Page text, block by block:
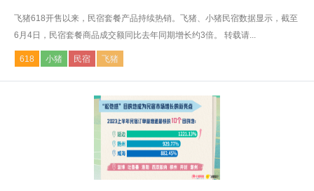
飞猪618开售以来，民宿套餐产品持续热销。飞猪、小猪民宿数据显示，截至
6月4日，民宿套餐商品成交额同比去年同期增长约3倍。 转载请...
618 小猪 民宿 飞猪